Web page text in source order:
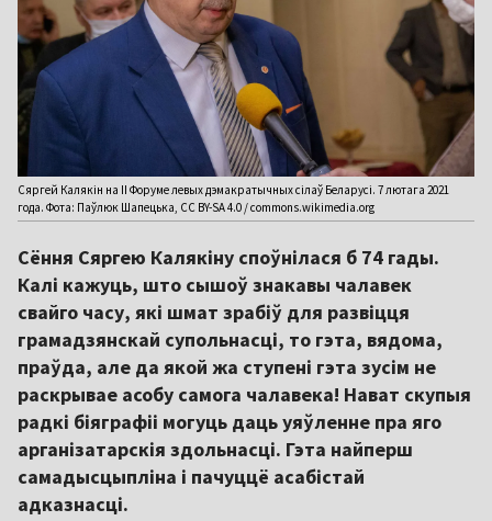
Сяргей Калякін на ІІ Форуме левых дэмакратычных сілаў Беларусі. 7 лютага 2021
года. Фота: Паўлюк Шапецька, CC BY-SA 4.0 / commons.wikimedia.org
Сёння Сяргею Калякіну споўнілася б 74 гады.
Калі кажуць, што сышоў знакавы чалавек
свайго часу, які шмат зрабіў для развіцця
грамадзянскай супольнасці, то гэта, вядома,
праўда, але да якой жа ступені гэта зусім не
раскрывае асобу самога чалавека! Нават скупыя
радкі біяграфіі могуць даць уяўленне пра яго
арганізатарскія здольнасці. Гэта найперш
самадысцыпліна і пачуццё асабістай
адказнасці.